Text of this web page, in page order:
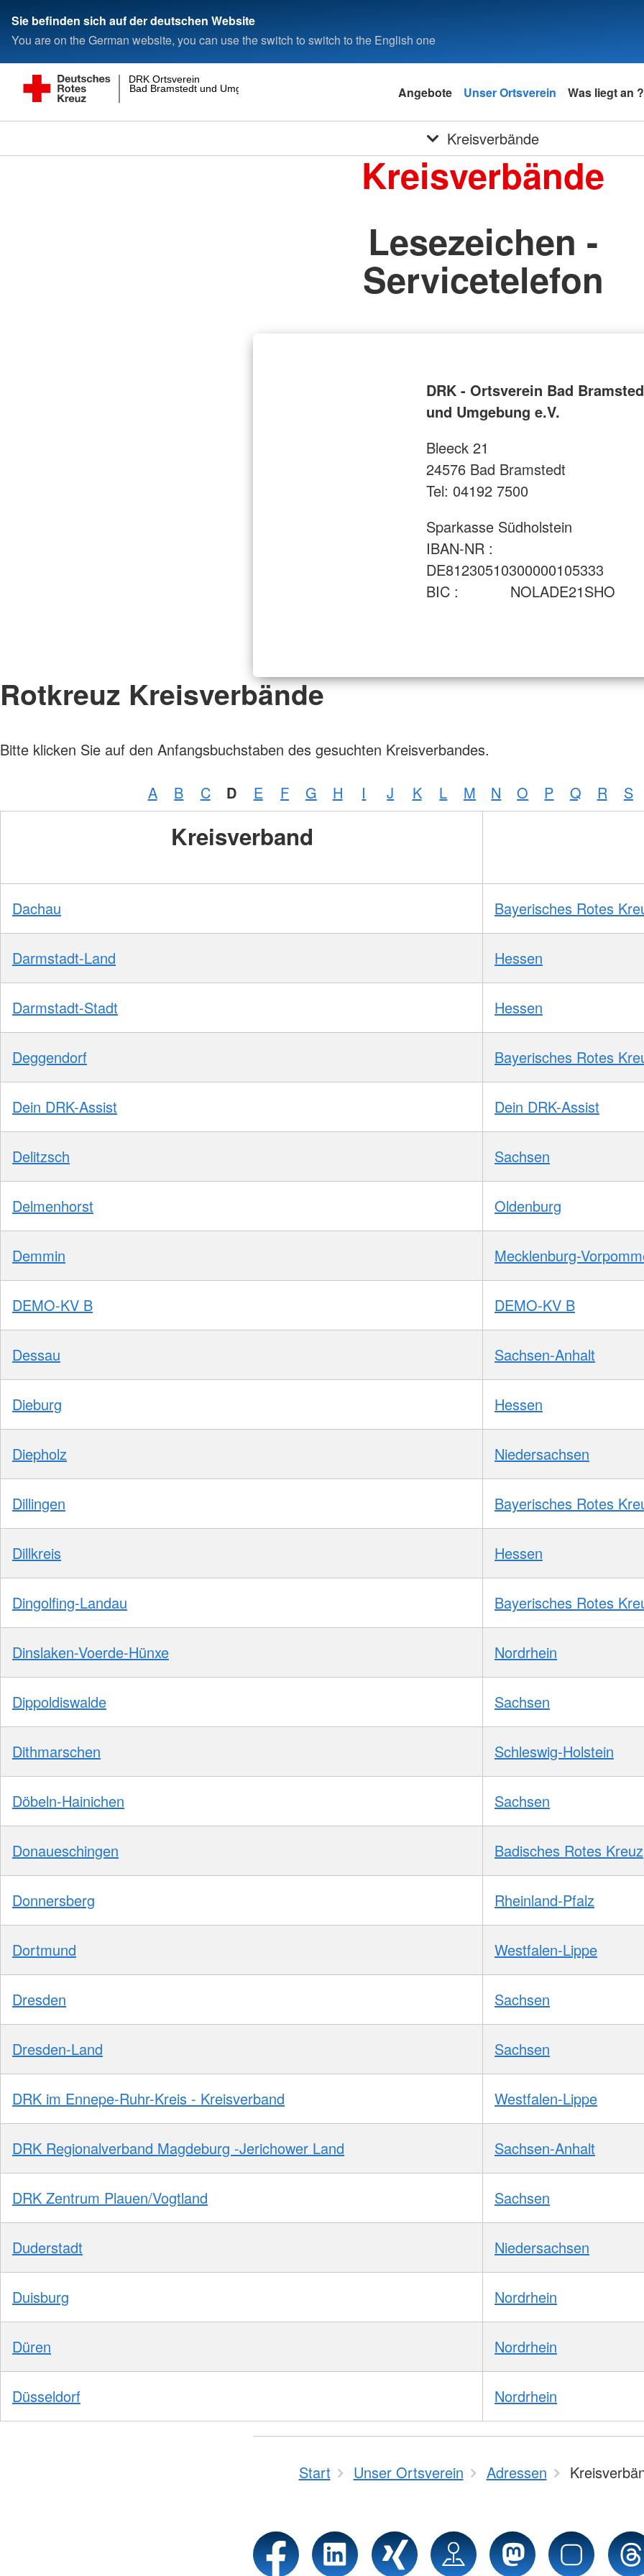
Sie befinden sich auf der deutschen Website
You are on the German website, you can use the switch to switch to the English one
Bad Bramstedt und Umgebung e.V.
DRK Ortsverein
Angebote Unser Ortsverein Was liegt an ?
Kreisverbände
Kreisverbände
Lesezeichen -
Servicetelefon
DRK - Ortsverein Bad
und Umgebung e.V.
Bleeck 21
24576 Bad Bramstedt
Tel: 04192 7500
Sparkasse Südholstein
IBAN-NR :
DE81230510300000105333
BIC : NOLADE21SHO
Rotkreuz Kreisverbände
Bitte klicken Sie auf den Anfangsbuchstaben des gesuchten Kreisverbandes.
A B C D E F G H I J K L M N O P Q R S
Kreisverband
Dachau Bayerisches Rotes
Darmstadt-Land Hessen
Darmstadt-Stadt Hessen
Deggendorf Bayerisches Rotes
Dein DRK-Assist Dein DRK-Assist
Delitzsch Sachsen
Delmenhorst Oldenburg
Demmin Mecklenburg-
DEMO-KV B DEMO-KV B
Dessau Sachsen-Anhalt
Dieburg Hessen
Diepholz Niedersachsen
Dillingen Bayerisches Rotes
Dillkreis Hessen
Dingolfing-Landau Bayerisches Rotes
Dinslaken-Voerde-Hünxe Nordrhein
Dippoldiswalde Sachsen
Dithmarschen Schleswig-Holstein
Döbeln-Hainichen Sachsen
Donaueschingen Badisches Rotes Kreuz
Donnersberg Rheinland-Pfalz
Dortmund Westfalen-Lippe
Dresden Sachsen
Dresden-Land Sachsen
DRK im Ennepe-Ruhr-Kreis - Kreisverband Westfalen-Lippe
DRK Regionalverband Magdeburg -Jerichower Land Sachsen-Anhalt
DRK Zentrum Plauen/Vogtland Sachsen
Duderstadt Niedersachsen
Duisburg Nordrhein
Düren Nordrhein
Düsseldorf Nordrhein
Start Unser Ortsverein Adressen